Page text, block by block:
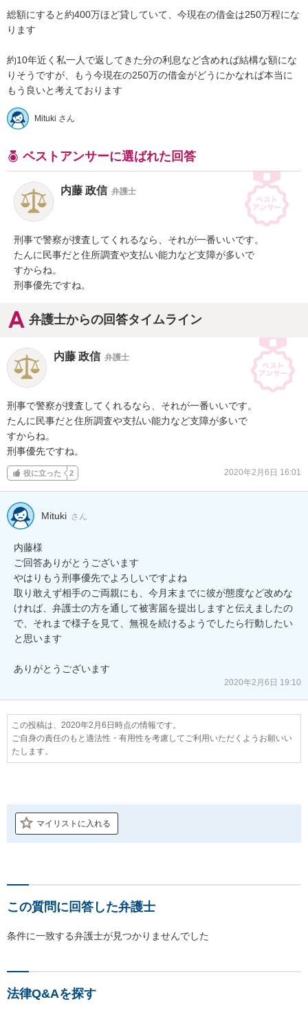
総額にすると約400万ほど貸していて、今現在の借金は250万程にな
ります
約10年近く私一人で返してきた分の利息など含めれば結構な額にな
りそうですが、もう今現在の250万の借金がどうにかなれば本当に
もう良いと考えております
Mituki さん
ベストアンサーに選ばれた回答
内藤 政信 弁護士
刑事で警察が捜査してくれるなら、それが一番いいです。
たんに民事だと住所調査や支払い能力など支障が多いで
すからね。
刑事優先ですね。
弁護士からの回答タイムライン
内藤 政信 弁護士
刑事で警察が捜査してくれるなら、それが一番いいです。
たんに民事だと住所調査や支払い能力など支障が多いで
すからね。
刑事優先ですね。
役に立った 2 2020年2月6日 16:01
Mituki さん
内藤様
ご回答ありがとうございます
やはりもう刑事優先でよろしいですよね
取り敢えず相手のご両親にも、今月末までに彼が態度など改めな
ければ、弁護士の方を通して被害届を提出しますと伝えましたの
で、それまで様子を見て、無視を続けるようでしたら行動したい
と思います
ありがとうございます
2020年2月6日 19:10
この投稿は、2020年2月6日時点の情報です。
ご自身の責任のもと適法性・有用性を考慮してご利用いただくようお願いい
たします。
マイリストに入れる
この質問に回答した弁護士
条件に一致する弁護士が見つかりませんでした
法律Q&Aを探す